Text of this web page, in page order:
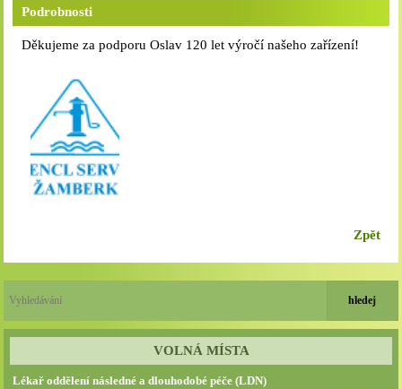
Podrobnosti
Děkujeme za podporu Oslav 120 let výročí našeho zařízení!
Zpět
VOLNÁ MÍSTA
Lékař oddělení následné a dlouhodobé péče (LDN)